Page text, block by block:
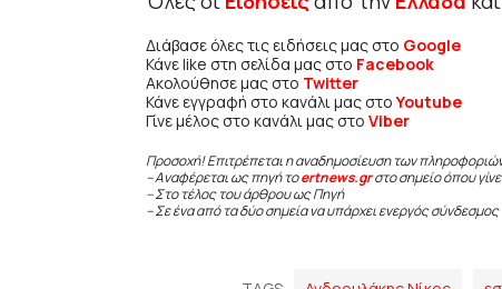
Διάβασε όλες τις ειδήσεις μας στο Google
Κάνε like στη σελίδα μας στο Facebook
Ακολούθησε μας στο Twitter
Κάνε εγγραφή στο κανάλι μας στοYoutube
Γίνε μέλος στο κανάλι μας στο Viber
Προσοχή! Επιτρέπεται η αναδημοσίευση των
– Αναφέρεται ως πηγή τοertnews.gr στο σημείο όπου
– Στο τέλος του άρθρου ως Πηγή
– Σε ένα από τα δύο σημεία να υπάρχει ενεργός σύνδεσμος